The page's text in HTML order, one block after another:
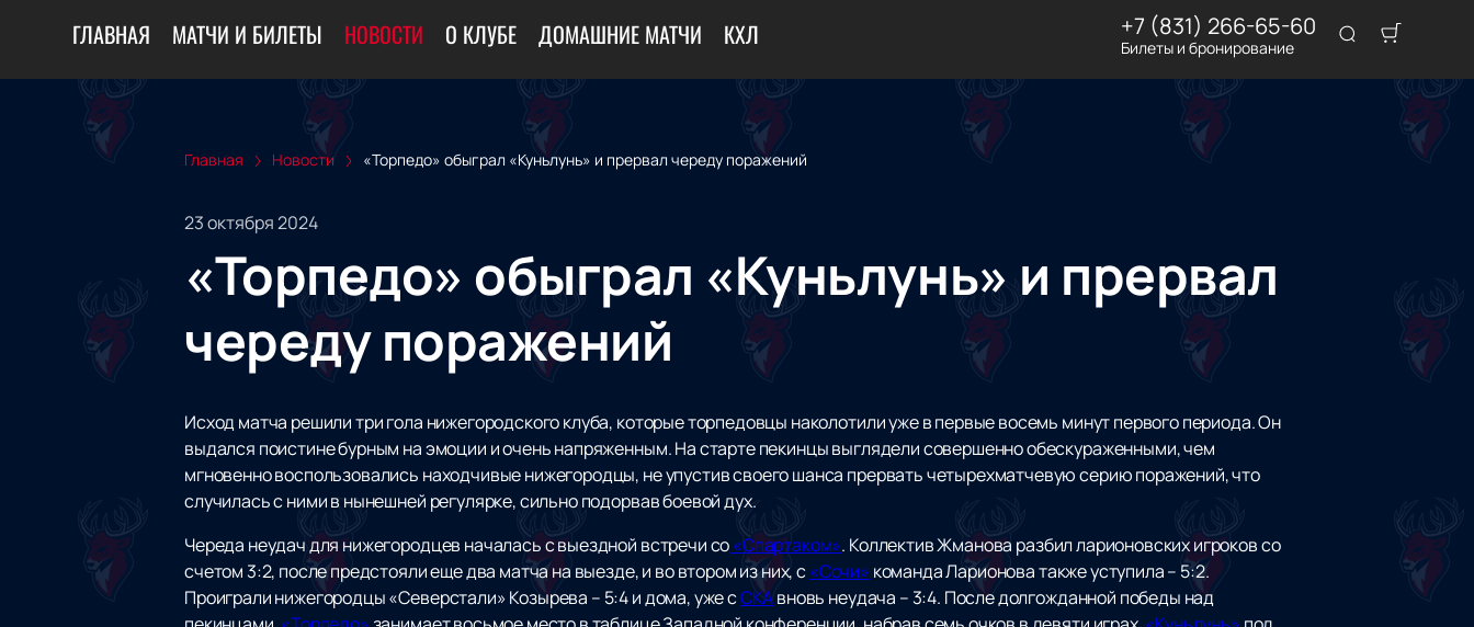
ГЛАВНАЯ МАТЧИ И БИЛЕТЫ НОВОСТИ О КЛУБЕ ДОМАШНИЕ МАТЧИ КХЛ +7 (831) 266-65-60
Билеты и бронирование
Главная Новости «Торпедо» обыграл «Куньлунь» и прервал череду поражений
23 октября 2024
«Торпедо» обыграл «Куньлунь» и прервал
череду поражений
Исход матча решили три гола нижегородского клуба, которые торпедовцы наколотили уже в первые восемь минут первого периода. Он
выдался поистине бурным на эмоции и очень напряженным. На старте пекинцы выглядели совершенно обескураженными, чем
мгновенно воспользовались находчивые нижегородцы, не упустив своего шанса прервать четырехматчевую серию поражений, что
случилась с ними в нынешней регулярке, сильно подорвав боевой дух.
Череда неудач для нижегородцев началась с выездной встречи со«Спартаком». Коллектив Жманова разбил ларионовских игроков со
счетом 3:2, после предстояли еще два матча на выезде, и во втором из них, с«Сочи» команда Ларионова также уступила – 5:2.
Проиграли нижегородцы «Северстали» Козырева – 5:4 и дома, уже сСКАвновь неудача – 3:4. После долгожданной победы над